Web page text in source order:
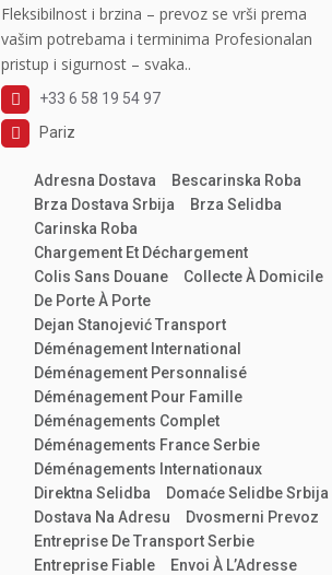
Fleksibilnost i brzina – prevoz se vrši prema
vašim potrebama i terminima Profesionalan
pristup i sigurnost – svaka..
+33 6 58 19 54 97
Pariz
Adresna Dostava
Bescarinska Roba
Brza Dostava Srbija
Brza Selidba
Carinska Roba
Chargement Et Déchargement
Colis Sans Douane
Collecte À Domicile
De Porte À Porte
Dejan Stanojević Transport
Déménagement International
Déménagement Personnalisé
Déménagement Pour Famille
Déménagements Complet
Déménagements France Serbie
Déménagements Internationaux
Direktna Selidba
Domaće Selidbe Srbija
Dostava Na Adresu
Dvosmerni Prevoz
Entreprise De Transport Serbie
Entreprise Fiable
Envoi À L’Adresse